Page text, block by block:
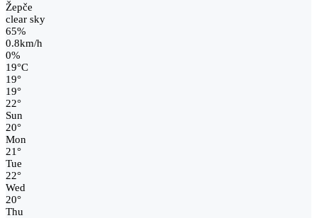
Žepče
clear sky
65%
0.8km/h
0%
19°C
19°
19°
22°
Sun
20°
Mon
21°
Tue
22°
Wed
20°
Thu